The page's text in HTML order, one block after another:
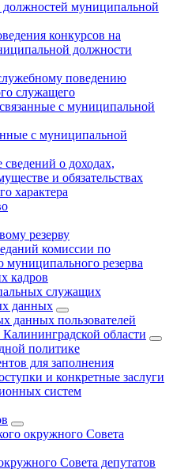
должностей муниципальной
конкурсов на
должности
поведению
служащего
с муниципальной
с муниципальной
сведений о доходах,
и обязательствах
характера
резерву
комиссии по
резерва
кадров
служащих
данных
данных пользователей
области
политике
для заполнения
и конкретные заслуги
систем
окружного Совета
Совета депутатов